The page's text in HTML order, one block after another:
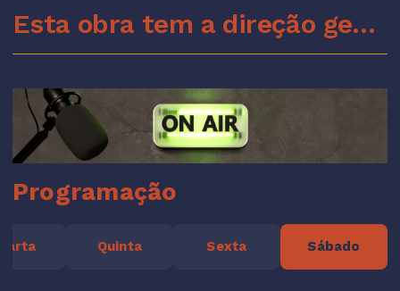
Esta obra tem a direção geral do Espírito Santo de Deus
Programação
Quinta Sexta Sábado